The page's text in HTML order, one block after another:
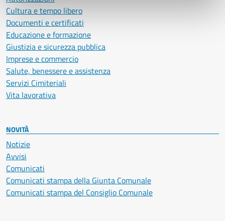
Cultura e tempo libero
Documenti e certificati
Educazione e formazione
Giustizia e sicurezza pubblica
Imprese e commercio
Salute, benessere e assistenza
Servizi Cimiteriali
Vita lavorativa
NOVITÀ
Notizie
Avvisi
Comunicati
Comunicati stampa della Giunta Comunale
Comunicati stampa del Consiglio Comunale